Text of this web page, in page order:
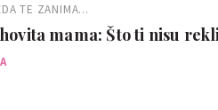
TE ZANIMA...
mama: Što ti nisu